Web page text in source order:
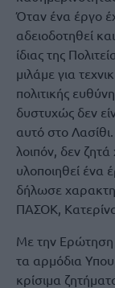
Όταν ένα έργο
αδειοδοτηθεί
ίδιας της
μιλάμε για
πολιτικής
δυστυχώς δεν
αυτό στο
λοιπόν, δεν
υλοποιηθεί ένα
δήλωσε
ΠΑΣΟΚ,
Με την Ερώτηση
τα αρμόδια
κρίσιμα